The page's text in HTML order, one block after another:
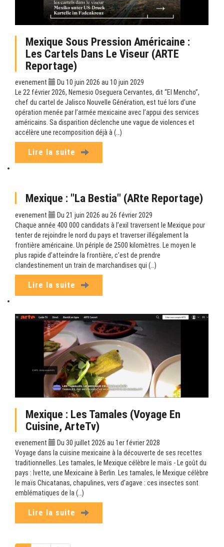
Mexique Sous Pression Américaine :
Les Cartels Dans Le Viseur (ARTE
Reportage)
evenement
Du 10 juin 2026 au 10 juin 2029
Le 22 février 2026, Nemesio Oseguera Cervantes, dit “El Mencho”,
chef du cartel de Jalisco Nouvelle Génération, est tué lors d’une
opération menée par l’armée mexicaine avec l’appui des services
américains. Sa disparition déclenche une vague de violences et
accélère une recomposition déjà à (…)
Lire la suite
Mexique : "La Bestia" (ARte Reportage)
evenement
Du 21 juin 2026 au 26 février 2029
Chaque année 400 000 candidats à l’exil traversent le Mexique pour
tenter de rejoindre le nord du pays et traverser illégalement la
frontière américaine. Un périple de 2500 kilomètres. Le moyen le
plus rapide d’atteindre la frontière, c’est de prendre
clandestinement un train de marchandises qui (…)
Lire la suite
Mexique : Les Tamales (Voyage En
Cuisine, ArteTv)
evenement
Du 30 juillet 2026 au 1er février 2028
Voyage dans la cuisine mexicaine à la découverte de ses recettes
traditionnelles. Les tamales, le Mexique célèbre le maïs - Le goût du
pays : Ivette, une Mexicaine à Berlin. Les tamales, le Mexique célèbre
le maïs Chicatanas, chapulines, vers d’agave : ces insectes sont
emblématiques de la (…)
Lire la suite